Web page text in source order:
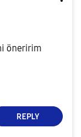
öneririm
REPLY